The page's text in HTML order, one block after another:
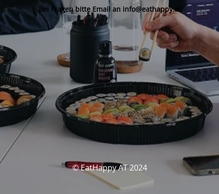
Bei Fragen bitte Email an info@eathappy.at
© EatHappy AT 2024